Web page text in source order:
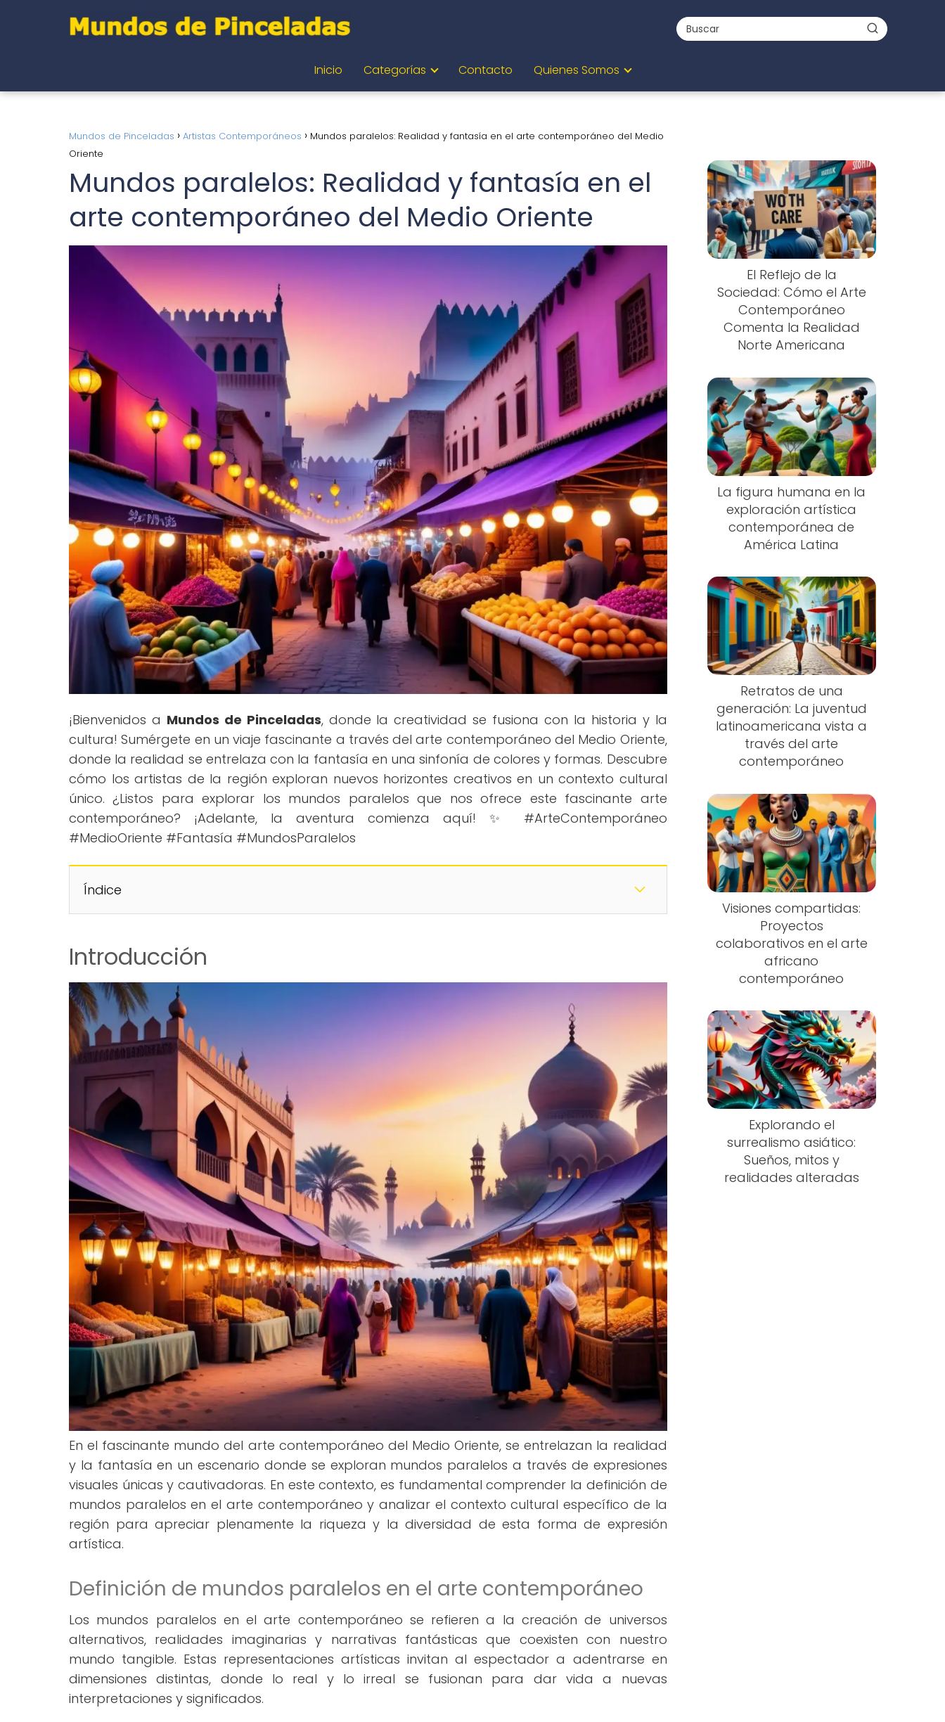
Inicio Categorías Contacto Quienes Somos
Mundos de Pinceladas Artistas Contemporáneos
Mundos paralelos: Realidad y fantasía en el arte contemporáneo del Medio
Oriente
Mundos paralelos: Realidad y fantasía en el
arte contemporáneo del Medio Oriente
¡Bienvenidos a Mundos de Pinceladas, donde la creatividad se fusiona con la historia y la
cultura! Sumérgete en un viaje fascinante a través del arte contemporáneo del Medio Oriente,
donde la realidad se entrelaza con la fantasía en una sinfonía de colores y formas. Descubre
cómo los artistas de la región exploran nuevos horizontes creativos en un contexto cultural
único. ¿Listos para explorar los mundos paralelos que nos ofrece este fascinante arte
contemporáneo? ¡Adelante, la aventura comienza aquí! ✨ #ArteContemporáneo
#MedioOriente #Fantasía #MundosParalelos
Índice
Introducción
En el fascinante mundo del arte contemporáneo del Medio Oriente, se entrelazan la realidad
y la fantasía en un escenario donde se exploran mundos paralelos a través de expresiones
visuales únicas y cautivadoras. En este contexto, es fundamental comprender la definición de
mundos paralelos en el arte contemporáneo y analizar el contexto cultural específico de la
región para apreciar plenamente la riqueza y la diversidad de esta forma de expresión
artística.
Definición de mundos paralelos en el arte contemporáneo
Los mundos paralelos en el arte contemporáneo se refieren a la creación de universos
alternativos, realidades imaginarias y narrativas fantásticas que coexisten con nuestro
mundo tangible. Estas representaciones artísticas invitan al espectador a adentrarse en
dimensiones distintas, donde lo real y lo irreal se fusionan para dar vida a nuevas
interpretaciones y significados.
El Reflejo de la
Sociedad: Cómo el Arte
Contemporáneo
Comenta la Realidad
Norte Americana
La figura humana en la
exploración artística
contemporánea de
América Latina
Retratos de una
generación: La juventud
latinoamericana vista a
través del arte
contemporáneo
Visiones compartidas:
Proyectos
colaborativos en el arte
africano
contemporáneo
Explorando el
surrealismo asiático:
Sueños, mitos y
realidades alteradas